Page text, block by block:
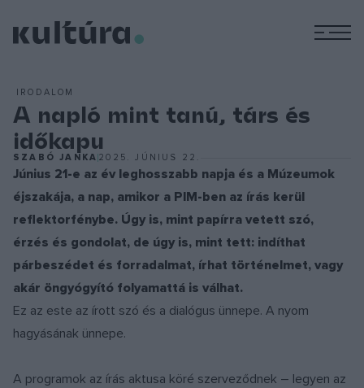
IRODALOM
A napló mint tanú, társ és
időkapu
SZABÓ JANKA2025. JÚNIUS 22.
Június 21-e az év leghosszabb napja és a Múzeumok
éjszakája, a nap, amikor a PIM-ben az írás kerül
reflektorfénybe. Úgy is, mint papírra vetett szó,
érzés és gondolat, de úgy is, mint tett: indíthat
párbeszédet és forradalmat, írhat történelmet, vagy
akár öngyógyító folyamattá is válhat.
Ez az este az írott szó és a dialógus ünnepe. A nyom
hagyásának ünnepe.
A programok az írás aktusa köré szerveződnek – legyen az